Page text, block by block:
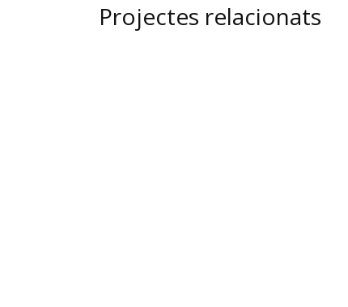
Projectes relacionats